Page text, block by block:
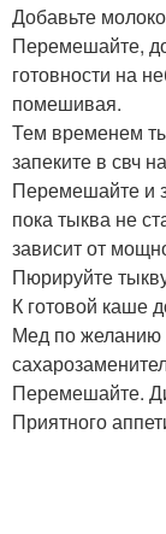
Добавьте
Перемешайте,
готовности на
помешивая.
Тем временем
запеките в свч
Перемешайте и
пока тыква не
зависит от
Пюрируйте
К готовой каше
Мед по желанию
Перемешайте.
Приятного